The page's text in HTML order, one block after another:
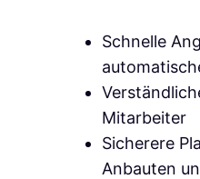
Schnelle
Mitarbeiter
Sicherere
Anbauten